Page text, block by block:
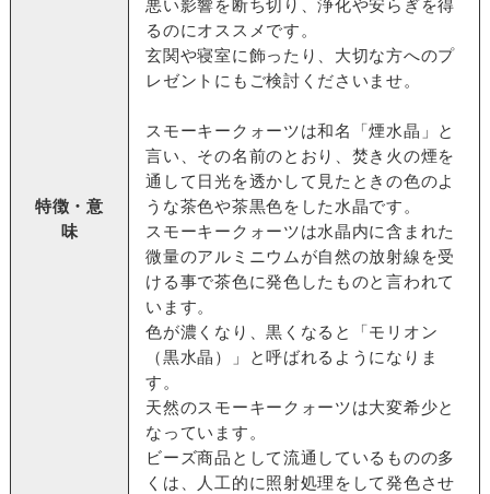
特徴・意
味
悪い影響を断ち切り、浄化や安らぎを得
るのにオススメです。
玄関や寝室に飾ったり、大切な方へのプ
レゼントにもご検討くださいませ。
スモーキークォーツは和名「煙水晶」と
言い、その名前のとおり、焚き火の煙を
通して日光を透かして見たときの色のよ
うな茶色や茶黒色をした水晶です。
スモーキークォーツは水晶内に含まれた
微量のアルミニウムが自然の放射線を受
ける事で茶色に発色したものと言われて
います。
色が濃くなり、黒くなると「モリオン
（黒水晶）」と呼ばれるようになりま
す。
天然のスモーキークォーツは大変希少と
なっています。
ビーズ商品として流通しているものの多
くは、人工的に照射処理をして発色させ